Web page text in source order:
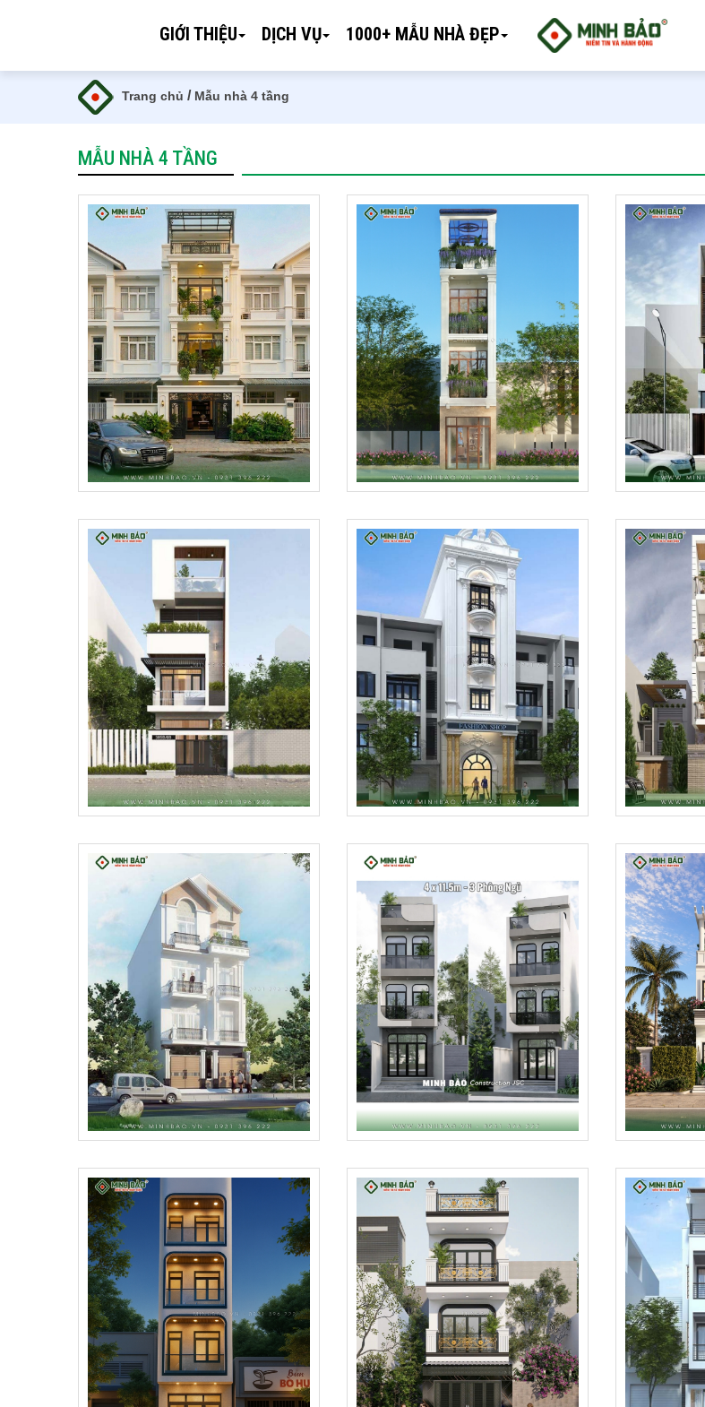
GIỚI THIỆU DỊCH VỤ 1000+ MẪU NHÀ ĐẸP
Trang chủ / Mẫu nhà 4 tầng
MẪU NHÀ 4 TẦNG